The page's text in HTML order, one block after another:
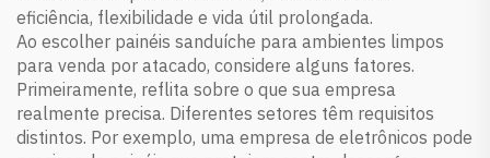
eficiência, flexibilidade e vida útil prolongada.
Ao escolher painéis sanduíche para ambientes limpos
para venda por atacado, considere alguns fatores.
Primeiramente, reflita sobre o que sua empresa
realmente precisa. Diferentes setores têm requisitos
distintos. Por exemplo, uma empresa de eletrônicos pode